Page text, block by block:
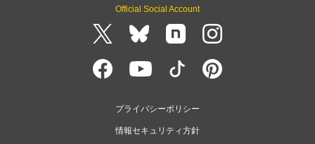
Official Social Account
プライバシーポリシー
情報セキュリティ方針